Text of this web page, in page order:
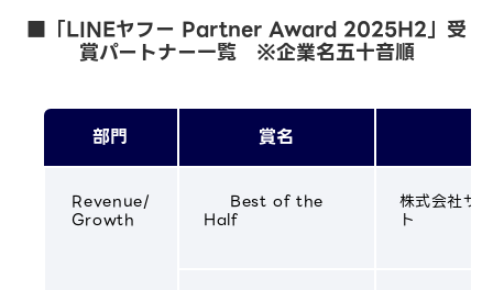
■「LINEヤフー Partner Award 2025H2」受
賞パートナー一覧 ※企業名五十音順
部門 賞名
Revenue/
Growth
Best of the
Half
株式会社サ